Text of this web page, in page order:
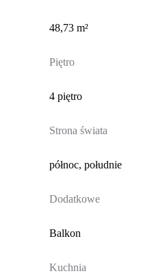
48,73 m²
Piętro
4 piętro
Strona świata
północ, południe
Dodatkowe
Balkon
Kuchnia